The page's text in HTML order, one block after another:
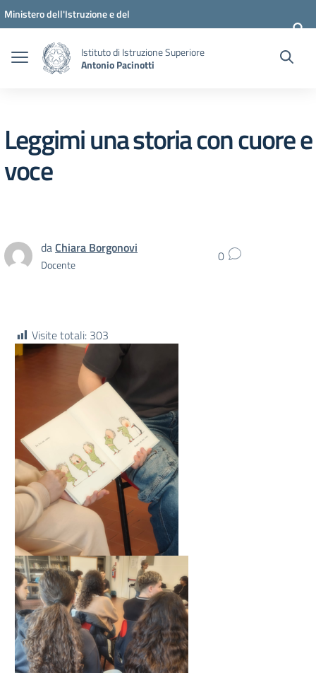
Vai ai contenuti
Vai al menu di navigazione
Vai al footer
Ministero dell'Istruzione e del
Istituto di Istruzione Superiore
Antonio Pacinotti
Leggimi una storia con cuore e
voce
daChiara Borgonovi
Docente 0
Visite totali: 303